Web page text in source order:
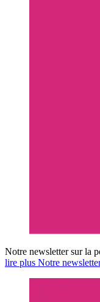
Notre newsletter sur la
lire plus Notre